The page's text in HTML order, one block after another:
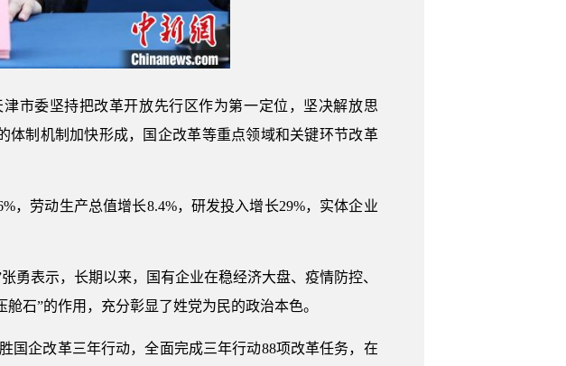
委坚持把改革开放先行区作为第一定位，坚决解放思
制机制加快形成，国企改革等重点领域和关键环节改革
劳动生产总值增长8.4%，研发投入增长29%，实体企业
表示，长期以来，国有企业在稳经济大盘、疫情防控、
石”的作用，充分彰显了姓党为民的政治本色。
企改革三年行动，全面完成三年行动88项改革任务，在